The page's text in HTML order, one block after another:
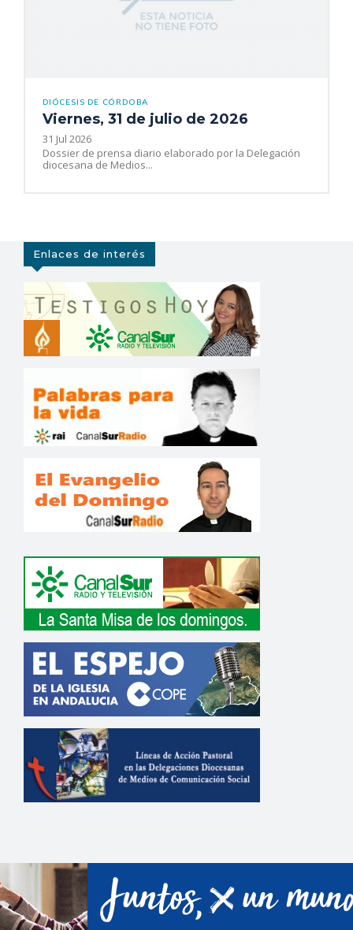
DIÓCESIS DE CÓRDOBA
Viernes, 31 de julio de 2026
31 Jul 2026
Dossier de prensa diario elaborado por la Delegación
diocesana de Medios...
Enlaces de interés